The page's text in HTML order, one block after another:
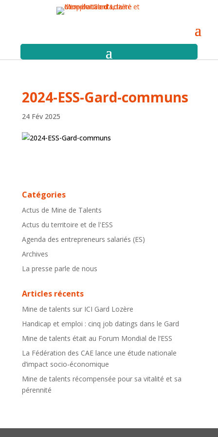
2024-ESS-Gard-communs
24 Fév 2025
Catégories
Actus de Mine de Talents
Actus du territoire et de l'ESS
Agenda des entrepreneurs salariés (ES)
Archives
La presse parle de nous
Articles récents
Mine de talents sur ICI Gard Lozère
Handicap et emploi : cinq job datings dans le Gard
Mine de talents était au Forum Mondial de l’ESS
La Fédération des CAE lance une étude nationale
d’impact socio-économique
Mine de talents récompensée pour sa vitalité et sa
pérennité